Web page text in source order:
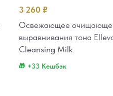
3 260 ₽
Освежающее
выравнивания тона
Cleansing Milk
+33 Кешбэк